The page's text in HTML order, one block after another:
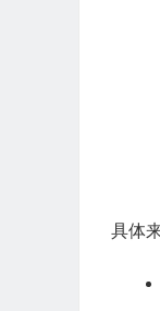
具体